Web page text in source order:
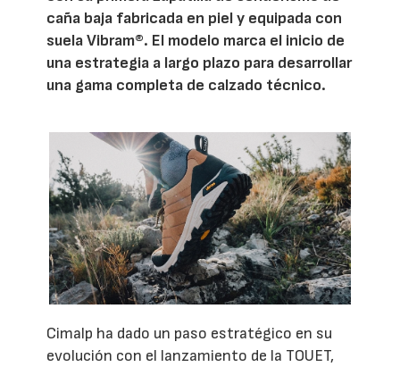
caña baja fabricada en piel y equipada con
suela Vibram®. El modelo marca el inicio de
una estrategia a largo plazo para desarrollar
una gama completa de calzado técnico.
Cimalp ha dado un paso estratégico en su
evolución con el lanzamiento de la TOUET,